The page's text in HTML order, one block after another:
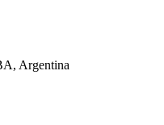
Argentina